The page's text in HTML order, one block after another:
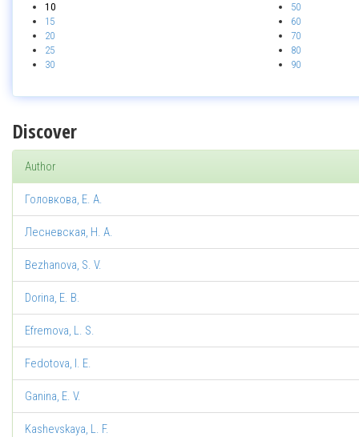
10
15
20
25
30
50
60
70
80
90
Discover
Author
Головкова, Е. А.
Лесневская, Н. А.
Bezhanova, S. V.
Dorina, E. B.
Efremova, L. S.
Fedotova, I. E.
Ganina, E. V.
Kashevskaya, L. F.